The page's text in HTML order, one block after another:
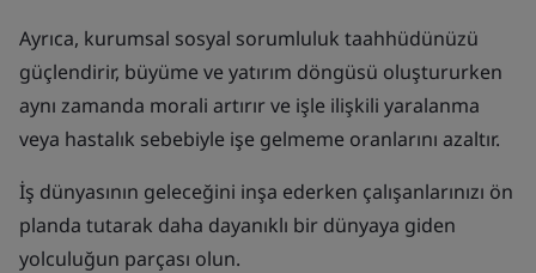
Ayrıca, kurumsal sosyal sorumluluk taahhüdünüzü
güçlendirir, büyüme ve yatırım döngüsü oluştururken
aynı zamanda morali artırır ve işle ilişkili yaralanma
veya hastalık sebebiyle işe gelmeme oranlarını azaltır.
İş dünyasının geleceğini inşa ederken çalışanlarınızı ön
planda tutarak daha dayanıklı bir dünyaya giden
yolculuğun parçası olun.